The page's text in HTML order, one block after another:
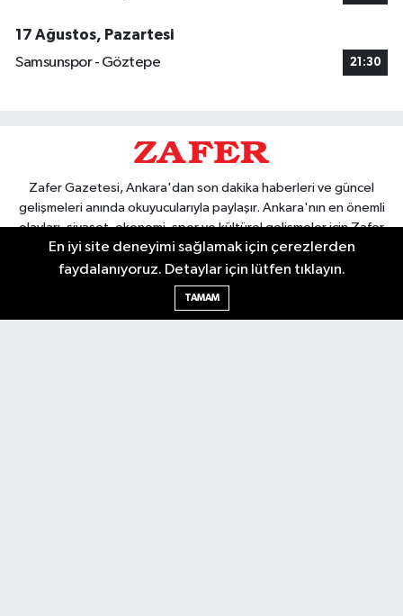
17 Ağustos, Pazartesi
Samsunspor - Göztepe
21:30
Zafer Gazetesi, Ankara'dan son dakika haberleri ve güncel
gelişmeleri anında okuyucularıyla paylaşır. Ankara'nın en önemli
olayları, siyaset, ekonomi, spor ve kültürel gelişmeler için Zafer
Gazetesi'ni takip edin. Başkentin güvendiği haber kaynağı.
En iyi site deneyimi sağlamak için çerezlerden
faydalanıyoruz. Detaylar için lütfen tıklayın.
TAMAM